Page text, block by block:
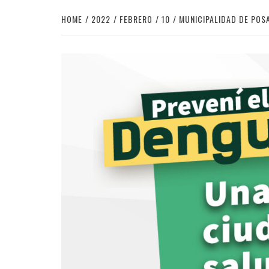
HOME 2022 FEBRERO 10 MUNICIPALIDAD DE